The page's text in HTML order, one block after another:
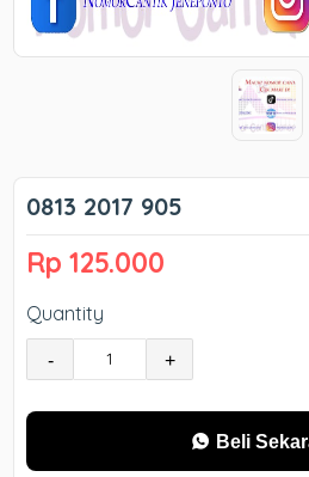
0813 2017 905
Rp 125.000
Quantity
- +
Beli